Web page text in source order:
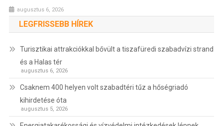
augusztus 6, 2026
LEGFRISSEBB HÍREK
Turisztikai attrakciókkal bővült a tiszafüredi szabadvízi strand
és a Halas tér
augusztus 6, 2026
Csaknem 400 helyen volt szabadtéri tűz a hőségriadó
kihirdetése óta
augusztus 5, 2026